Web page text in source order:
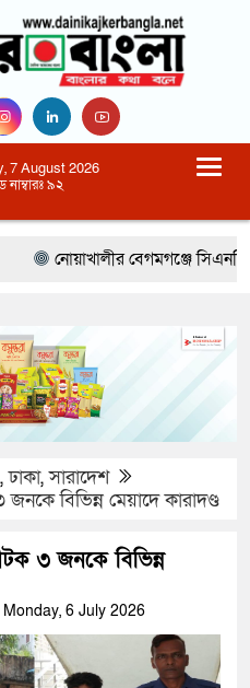
7 August 2026
নাম্বারঃ ৯২
নোয়াখালীর বেগমগঞ্জে সিএনজিতে
,ঢাকা,সারাদেশ
বিভিন্ন মেয়াদে কারাদণ্ড
৩ জনকে বিভিন্ন
6 July 2026